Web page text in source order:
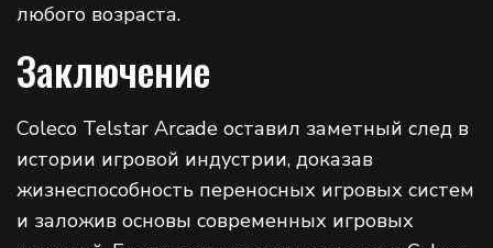
любого возраста.
Заключение
Coleco Telstar Arcade оставил заметный след в
истории игровой индустрии, доказав
жизнеспособность переносных игровых систем
и заложив основы современных игровых